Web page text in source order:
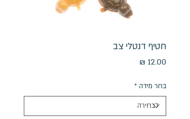
חטיף דנטלי צב
מחיר
בחר מידה *